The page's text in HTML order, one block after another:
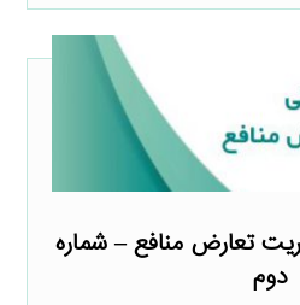
تعارض منافع – شماره
دوم